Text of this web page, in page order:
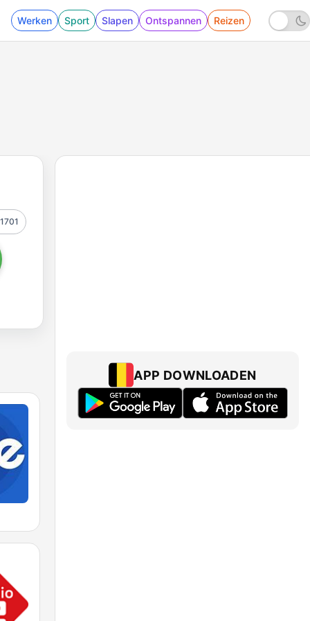
Werken Sport Slapen Ontspannen Reizen
1701
APP DOWNLOADEN